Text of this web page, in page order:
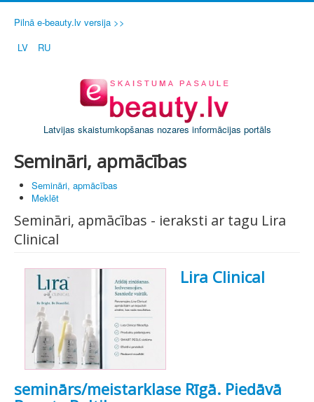
Pilnā e-beauty.lv versija >>
LV
RU
Latvijas skaistumkopšanas nozares informācijas portāls
Semināri, apmācības
Semināri, apmācības
Meklēt
Semināri, apmācības - ieraksti ar tagu Lira
Clinical
Lira Clinical
seminārs/meistarklase Rīgā. Piedāvā